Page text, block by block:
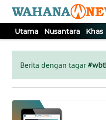
Utama Nusantara Khas
Berita dengan tagar
Tutup
UTAMA
NUSANTARA